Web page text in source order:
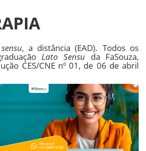
, a distância (EAD). Todos os
Lato Sensu da FaSouza,
CES/CNE nº 01, de 06 de abril